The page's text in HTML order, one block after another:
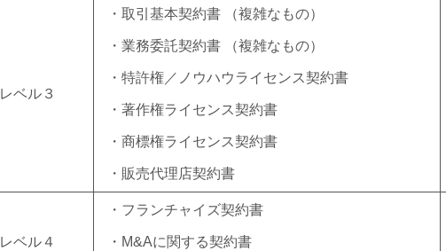
レベル３
・取引基本契約書 （複雑なもの）
・業務委託契約書 （複雑なもの）
・特許権／ノウハウライセンス契約書
・著作権ライセンス契約書
・商標権ライセンス契約書
・販売代理店契約書
レベル４
・フランチャイズ契約書
・M&Aに関する契約書